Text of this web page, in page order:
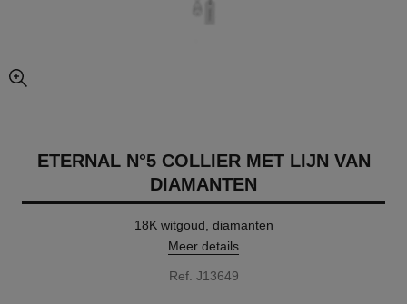
vergrote weergave van foto
ETERNAL N°5 COLLIER MET LIJN VAN
DIAMANTEN
18K witgoud, diamanten
Meer details
Ref. J13649